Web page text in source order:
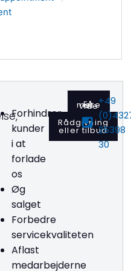
Forhindrer
kunder
i at
forlade
os
Øg
salget
Forbedre
servicekvaliteten
Aflast
medarbejderne
Rådgivning
eller tilbud
Få mere at vide+49
25398
30